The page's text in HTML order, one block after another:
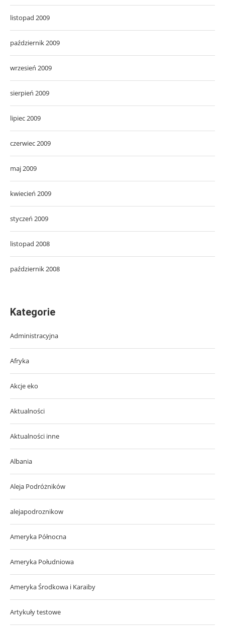
listopad 2009
październik 2009
wrzesień 2009
sierpień 2009
lipiec 2009
czerwiec 2009
maj 2009
kwiecień 2009
styczeń 2009
listopad 2008
październik 2008
Kategorie
Administracyjna
Afryka
Akcje eko
Aktualności
Aktualności inne
Albania
Aleja Podróżników
alejapodroznikow
Ameryka Północna
Ameryka Południowa
Ameryka Środkowa i Karaiby
Artykuły testowe